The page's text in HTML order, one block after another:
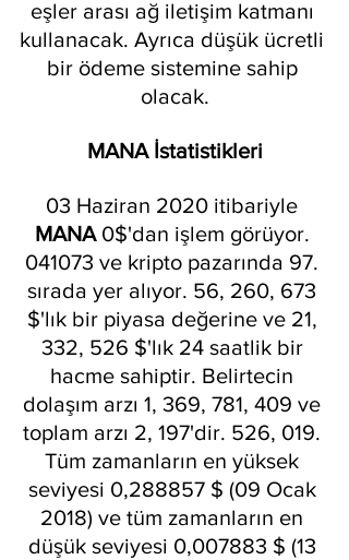
eşler arası ağ iletişim katmanı
kullanacak. Ayrıca düşük ücretli
bir ödeme sistemine sahip
olacak.
MANA İstatistikleri
03 Haziran 2020 itibariyle
MANA 0$'dan işlem görüyor.
041073 ve kripto pazarında 97.
sırada yer alıyor. 56, 260, 673
$'lık bir piyasa değerine ve 21,
332, 526 $'lık 24 saatlik bir
hacme sahiptir. Belirtecin
dolaşım arzı 1, 369, 781, 409 ve
toplam arzı 2, 197'dir. 526, 019.
Tüm zamanların en yüksek
seviyesi 0,288857 $ (09 Ocak
2018) ve tüm zamanların en
düşük seviyesi 0,007883 $ (13